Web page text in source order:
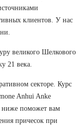
клиентов. У нас
великого Шелкового
21 века.
секторе. Курс
Anhui Anke
ниже поможет вам
причесок при